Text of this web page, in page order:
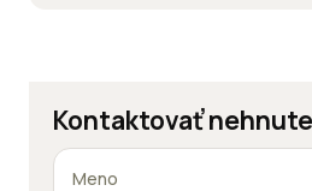
Kontaktovať